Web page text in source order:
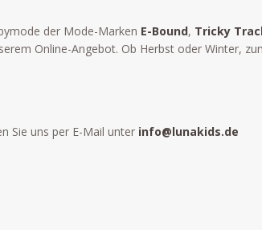
der Mode-Marken E-Bound, Tricky
Online-Angebot. Ob Herbst oder Winter,
Sie uns per E-Mail unter info@lunakids.de